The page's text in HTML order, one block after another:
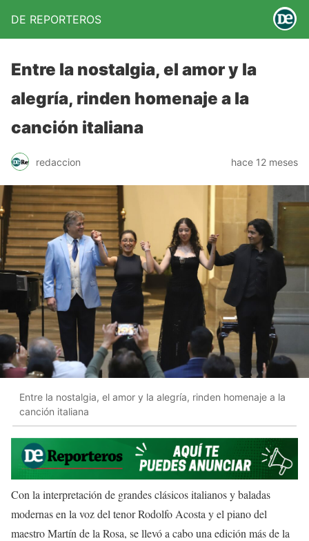
DE REPORTEROS
Entre la nostalgia, el amor y la
alegría, rinden homenaje a la
canción italiana
redaccion hace 12 meses
Entre la nostalgia, el amor y la alegría, rinden homenaje a la
canción italiana
Con la interpretación de grandes clásicos italianos y baladas
modernas en la voz del tenor Rodolfo Acosta y el piano del
maestro Martín de la Rosa, se llevó a cabo una edición más de la